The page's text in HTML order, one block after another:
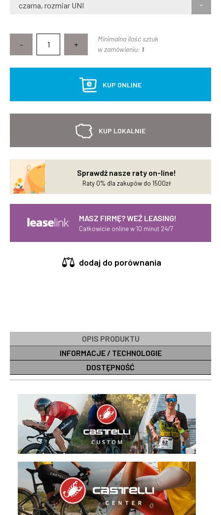
czarna, rozmiar UNI
- +
Minimalna ilość sztuk
w zamówieniu: 1
KUP ONLINE
KUP LOKALNIE
Sprawdź nasze raty on-line!
Raty 0% dla zakupów do 1500zł
MASZ FIRMĘ? WEŹ LEASING!
Całkowicie online w 10 minut 24/7
dodaj do porównania
OPIS PRODUKTU
INFORMACJE / TECHNOLOGIE
DOSTĘPNOŚĆ